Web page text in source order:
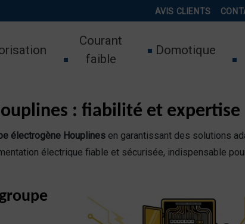
AVIS CLIENTS
Courant
faible
Domotique
: fiabilité et expertise
électrogène Houplines en garantissant des solutions
électrique fiable et sécurisée, indispensable